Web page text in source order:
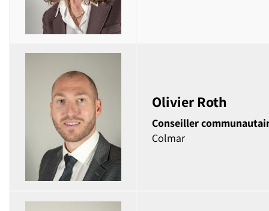
Olivier Roth
Conseiller
Colmar